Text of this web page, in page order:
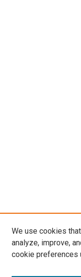
We use cookies
analyze, improve,
cookie preferences